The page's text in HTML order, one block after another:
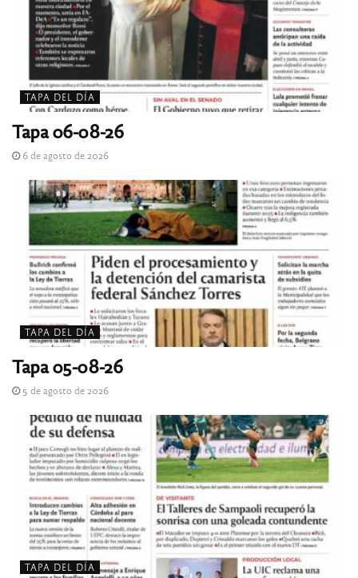
TAPA DEL DÍA
Tapa 06-08-26
6 de agosto de 2026
TAPA DEL DÍA
Tapa 05-08-26
5 de agosto de 2026
TAPA DEL DÍA